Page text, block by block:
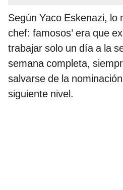
Según Yaco Eskenazi, lo
chef: famosos’ era que
trabajar solo un día a la
semana completa,
salvarse de la
siguiente nivel.